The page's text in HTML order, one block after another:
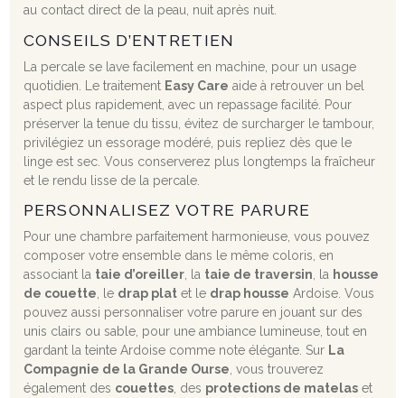
au contact direct de la peau, nuit après nuit.
CONSEILS D’ENTRETIEN
La percale se lave facilement en machine, pour un usage
quotidien. Le traitement Easy Care aide à retrouver un bel
aspect plus rapidement, avec un repassage facilité. Pour
préserver la tenue du tissu, évitez de surcharger le tambour,
privilégiez un essorage modéré, puis repliez dès que le
linge est sec. Vous conserverez plus longtemps la fraîcheur
et le rendu lisse de la percale.
PERSONNALISEZ VOTRE PARURE
Pour une chambre parfaitement harmonieuse, vous pouvez
composer votre ensemble dans le même coloris, en
associant la taie d’oreiller, la taie de traversin , la housse
de couette , le drap platet le drap housse Ardoise. Vous
pouvez aussi personnaliser votre parure en jouant sur des
unis clairs ou sable, pour une ambiance lumineuse, tout en
gardant la teinte Ardoise comme note élégante. Sur La
Compagnie de la Grande Ourse , vous trouverez
également des couettes, des protections de matelaset